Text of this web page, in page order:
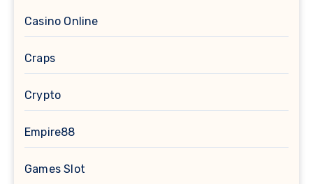
Casino Online
Craps
Crypto
Empire88
Games Slot